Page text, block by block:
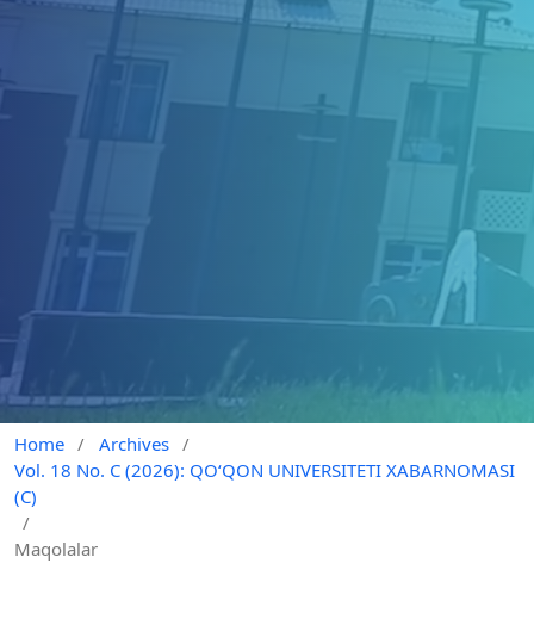
Home / Archives /
Vol. 18 No. C (2026): QO‘QON UNIVERSITETI XABARNOMASI
(C)
/
Maqolalar